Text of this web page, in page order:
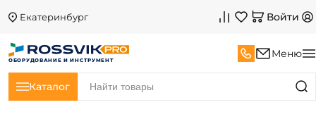
Екатеринбург Войти
ОБОРУДОВАНИЕ И ИНСТРУМЕНТ
Меню
Каталог